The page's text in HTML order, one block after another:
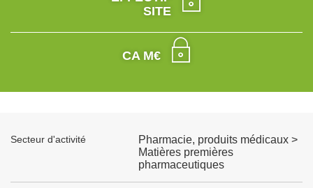
SITE
CA M€
Secteur d'activité
Pharmacie, produits médicaux >
Matières premières
pharmaceutiques